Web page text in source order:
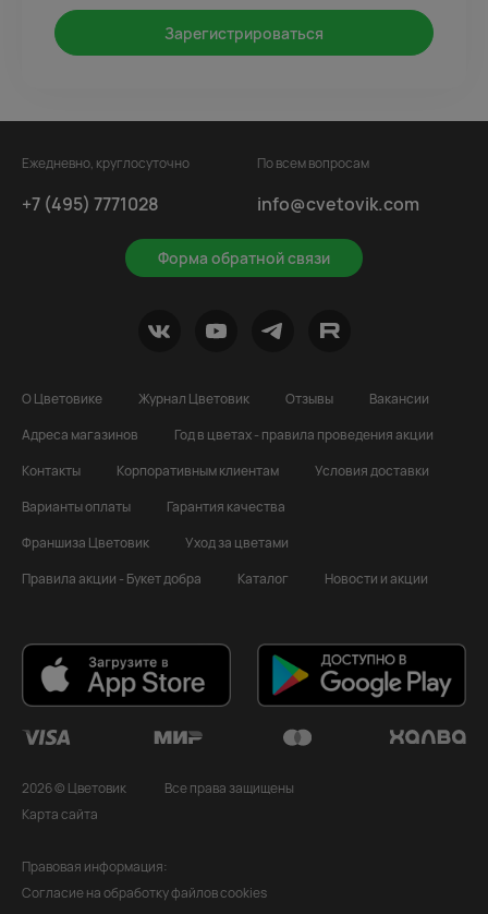
Зарегистрироваться
Ежедневно, круглосуточно
+7 (495) 7771028
Форма обратной связи
По всем вопросам
info@cvetovik.com
О Цветовике Журнал Цветовик Отзывы
Вакансии
Адреса магазинов
Год в цветах - правила проведения акции
Контакты
Корпоративным клиентам
Условия доставки
Варианты оплаты
Гарантия качества
Франшиза Цветовик
Уход за цветами
Правила акции - Букет добра
Каталог Новости и акции
2026 © Цветовик
Все права защищены
Карта сайта
Правовая информация:
Согласие на обработку файлов cookies